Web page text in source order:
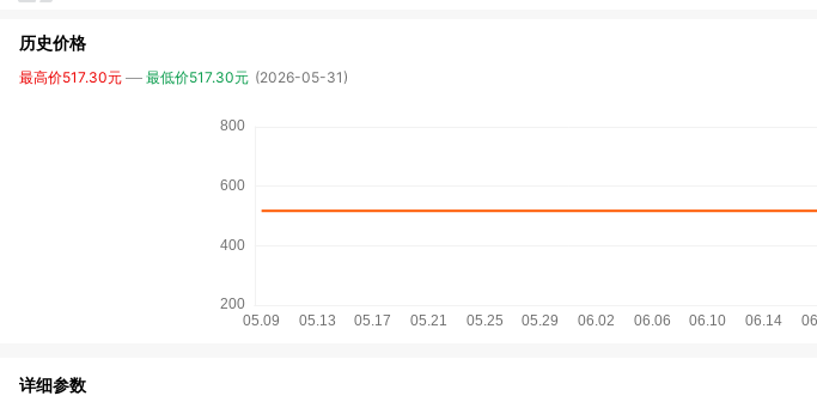
历史价格
最高价517.30元 最低价517.30元 (2026-05-31)
详细参数